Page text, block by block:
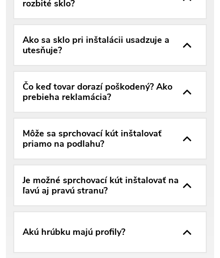
rozbité sklo?
Ako sa sklo pri inštalácii usadzuje a
utesňuje?
Čo keď tovar dorazí poškodený? Ako
prebieha reklamácia?
Môže sa sprchovací kút inštalovať
priamo na podlahu?
Je možné sprchovací kút inštalovať na
ľavú aj pravú stranu?
Akú hrúbku majú profily?